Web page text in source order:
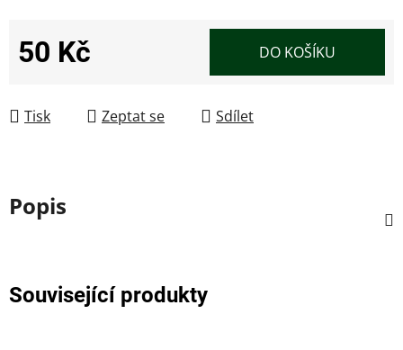
50 Kč DO KOŠÍKU
Tisk Zeptat se Sdílet
Popis
Související produkty